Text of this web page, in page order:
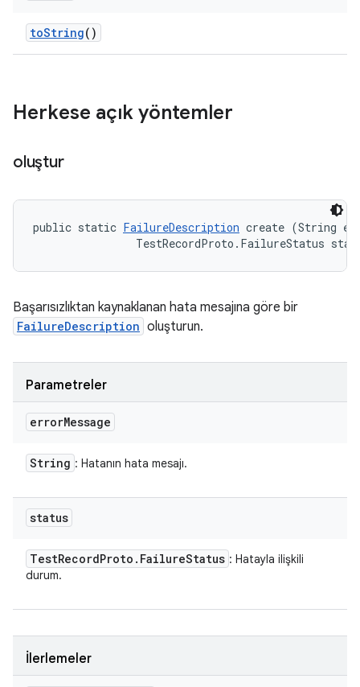
toString()
Herkese açık yöntemler
oluştur
public static FailureDescription create (String
TestRecordProto.FailureStatus
Başarısızlıktan kaynaklanan hata mesajına göre bir
FailureDescription oluşturun.
Parametreler
errorMessage
String : Hatanın hata mesajı.
status
TestRecordProto . FailureStatus : Hatayla ilişkili
durum.
İlerlemeler